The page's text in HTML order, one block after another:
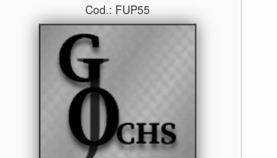
Cod.: FUP55